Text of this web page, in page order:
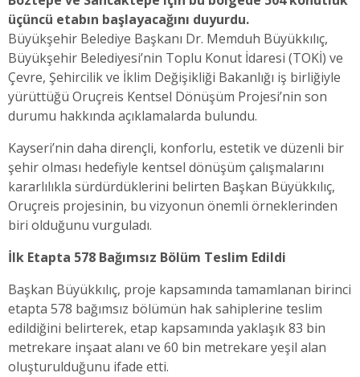
üçüncü etabın başlayacağını duyurdu.
Büyükşehir Belediye Başkanı Dr. Memduh Büyükkılıç,
Büyükşehir Belediyesi’nin Toplu Konut İdaresi (TOKİ) ve
Çevre, Şehircilik ve İklim Değişikliği Bakanlığı iş birliğiyle
yürüttüğü Oruçreis Kentsel Dönüşüm Projesi’nin son
durumu hakkında açıklamalarda bulundu.
Kayseri’nin daha dirençli, konforlu, estetik ve düzenli bir
şehir olması hedefiyle kentsel dönüşüm çalışmalarını
kararlılıkla sürdürdüklerini belirten Başkan Büyükkılıç,
Oruçreis projesinin, bu vizyonun önemli örneklerinden
biri olduğunu vurguladı.
İlk Etapta 578 Bağımsız Bölüm Teslim Edildi
Başkan Büyükkılıç, proje kapsamında tamamlanan birinci
etapta 578 bağımsız bölümün hak sahiplerine teslim
edildiğini belirterek, etap kapsamında yaklaşık 83 bin
metrekare inşaat alanı ve 60 bin metrekare yeşil alan
oluşturulduğunu ifade etti.